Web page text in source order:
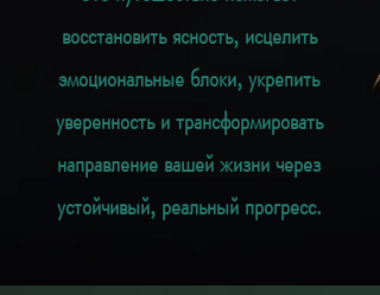
восстановить ясность, исцелить
эмоциональные блоки, укрепить
уверенность и трансформировать
направление вашей жизни через
устойчивый, реальный прогресс.